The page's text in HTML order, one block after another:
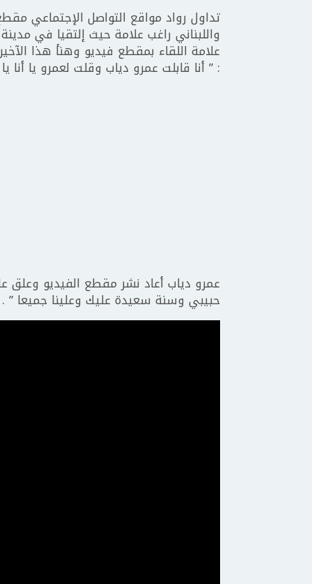
تداول رواد مواقع التواصل الإجتماعي
واللبناني راغب علامة حيث إلتقيا في
علامة اللقاء بمقطع فيديو وهنأ هذا الآخير
: ” أنا قابلت عمرو دياب وقلت لعمرو يا أنا
عمرو دياب أعاد نشر مقطع الفيديو وعلق
حبيبي وسنة سعيدة عليك وعلينا جميعا ” .